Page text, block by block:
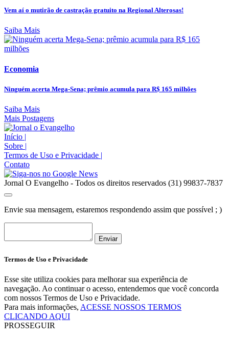
Vem aí o mutirão de castração gratuito na Regional Alterosas!
Saiba Mais
Economia
Ninguém acerta Mega-Sena; prêmio acumula para R$ 165 milhões
Saiba Mais
Mais Postagens
Início |
Sobre |
Termos de Uso e Privacidade |
Contato
Jornal O Evangelho - Todos os direitos reservados (31) 99837-7837
Envie sua mensagem, estaremos respondendo assim que possível ; )
Enviar
Termos de Uso e Privacidade
Esse site utiliza cookies para melhorar sua experiência de
navegação. Ao continuar o acesso, entendemos que você concorda
com nossos Termos de Uso e Privacidade.
Para mais informações, ACESSE NOSSOS TERMOS
CLICANDO AQUI
PROSSEGUIR